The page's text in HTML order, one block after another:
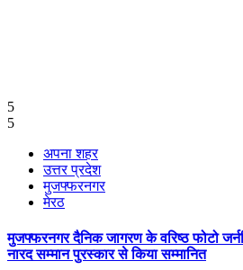
5
5
अपना शहर
उत्तर प्रदेश
मुजफ्फरनगर
मेरठ
मुजफ्फरनगर दैनिक जागरण के वरिष्ठ फोटो
नारद सम्मान पुरस्कार से किया सम्मानित